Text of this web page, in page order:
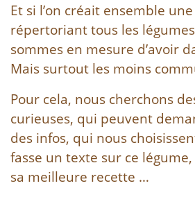
Et si l’on créait ensemble
répertoriant tous les
sommes en mesure d’avoir
Mais surtout les moins
Pour cela, nous cherchons
curieuses, qui peuvent
des infos, qui nous
fasse un texte sur ce
sa meilleure recette …